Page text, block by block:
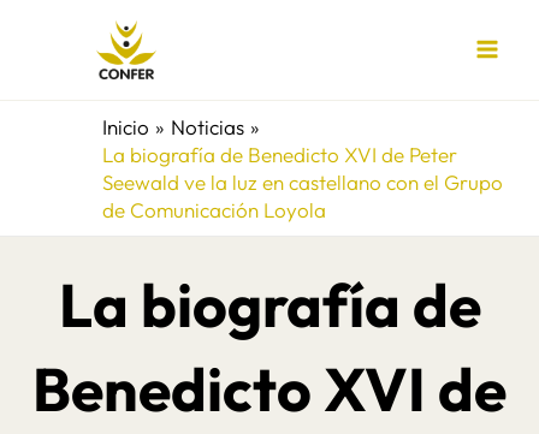
Inicio
Noticias
La biografía de Benedicto XVI de Peter
Seewald ve la luz en castellano con el Grupo
de Comunicación Loyola
La biografía de
Benedicto XVI de